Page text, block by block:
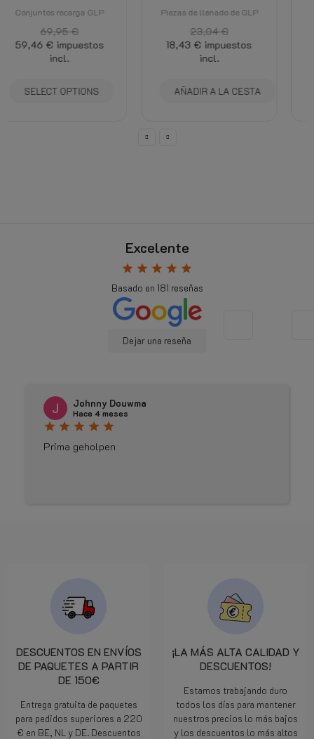
Piezas de llenado de GLP
23,04 €
18,43 € impuestos
AÑADIR A LA CESTA
Adaptadores llenado GLP
51,56 €
43,82 € impuestos
AÑADIR A LA CESTA
Excelente
star star star star star
Basado en 181 reseñas
Dejar una reseña
Johnny Douwma
Hace 4 meses
star star star star star
Prima geholpen
DESCUENTOS EN ENVÍOS
DE PAQUETES A PARTIR
DE 150€
Entrega gratuita de paquetes
para pedidos superiores a 220
€ en BE, NL y DE. Descuentos
¡LA MÁS ALTA CALIDAD Y
DESCUENTOS!
Estamos trabajando duro
todos los días para mantener
nuestros precios lo más bajos
y los descuentos lo más altos